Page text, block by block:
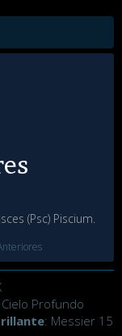
(Psc) Piscium.
Profundo
: Messier 15